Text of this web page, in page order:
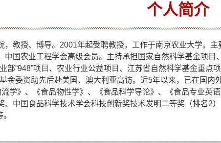
个人简介
，教授、博导。2001年起受聘教授，工作于南京农业大学。
国农业工程学会高级会员。主持承担国家自然科学基金项目
部“948”项目、农业行业公益项目、江苏省自然科学基金重点
金委资助先后赴美国、澳大利亚高访。近5年以来，已在国
学》、《食品物性学》、《食品科学导论》、《食品专业英
、中国食品科学技术学会科技创新奖技术发明二等奖（排名2